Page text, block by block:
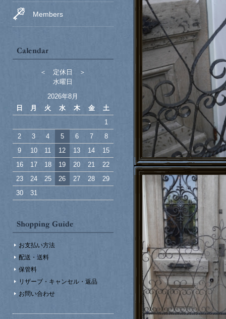
Members
＜ 定休日 ＞
水曜日
2026年8月
日
月 火 水 木 金
土
1
2
3 4 5 6 7
8
9
10 11 12 13 14
15
16
17 18 19 20 21
22
23
24 25 26 27 28
29
30
31
お支払い方法
配送・送料
保管料
リザーブ・キャンセル・返品
お問い合わせ